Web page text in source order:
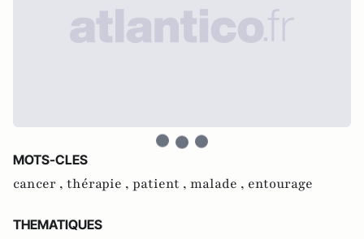
MOTS-CLES
cancer , thérapie , patient , malade , entourage
THEMATIQUES